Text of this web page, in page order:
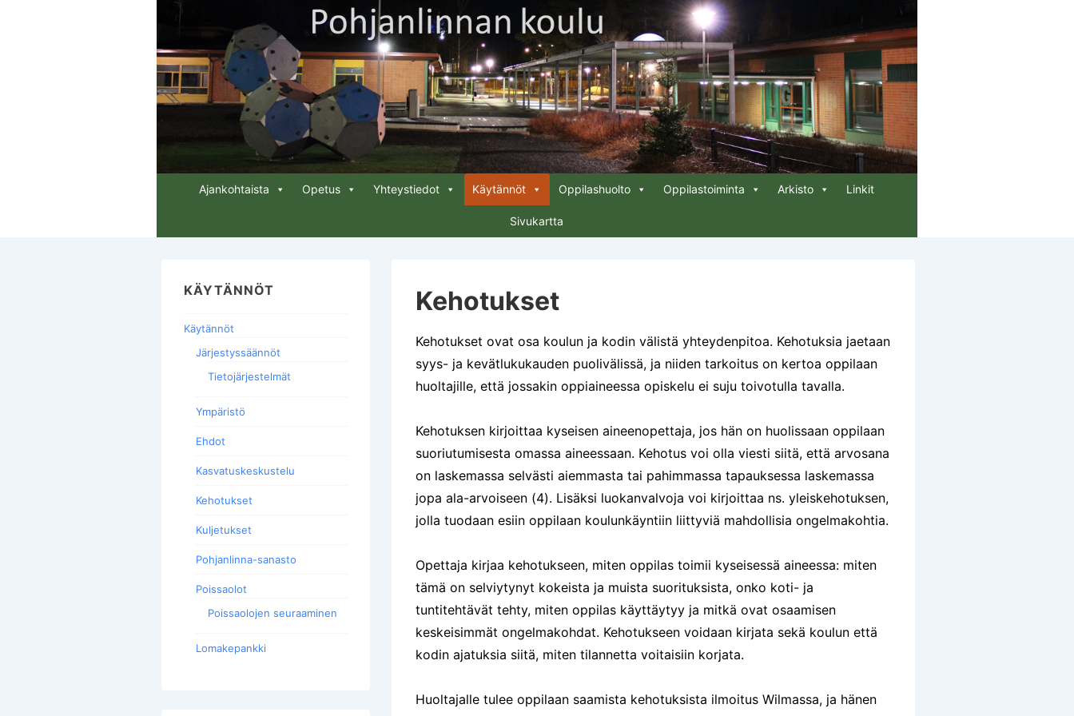
Päänavigaatio
Ajankohtaista Opetus Yhteystiedot Käytännöt Oppilashuolto Oppilastoiminta Arkisto Linkit
Sivukartta
Kehotukset
Kehotukset ovat osa koulun ja kodin välistä yhteydenpitoa. Kehotuksia jaetaan
syys- ja kevätlukukauden puolivälissä, ja niiden tarkoitus on kertoa oppilaan
huoltajille, että jossakin oppiaineessa opiskelu ei suju toivotulla tavalla.
Kehotuksen kirjoittaa kyseisen aineenopettaja, jos hän on huolissaan oppilaan
suoriutumisesta omassa aineessaan. Kehotus voi olla viesti siitä, että arvosana
on laskemassa selvästi aiemmasta tai pahimmassa tapauksessa laskemassa
jopa ala-arvoiseen (4). Lisäksi luokanvalvoja voi kirjoittaa ns. yleiskehotuksen,
jolla tuodaan esiin oppilaan koulunkäyntiin liittyviä mahdollisia ongelmakohtia.
Opettaja kirjaa kehotukseen, miten oppilas toimii kyseisessä aineessa: miten
tämä on selviytynyt kokeista ja muista suorituksista, onko koti- ja
tuntitehtävät tehty, miten oppilas käyttäytyy ja mitkä ovat osaamisen
keskeisimmät ongelmakohdat. Kehotukseen voidaan kirjata sekä koulun että
kodin ajatuksia siitä, miten tilannetta voitaisiin korjata.
Huoltajalle tulee oppilaan saamista kehotuksista ilmoitus Wilmassa, ja hänen
KÄYTÄNNÖT
Käytännöt
Järjestyssäännöt
Tietojärjestelmät
Ympäristö
Ehdot
Kasvatuskeskustelu
Kehotukset
Kuljetukset
Pohjanlinna-sanasto
Poissaolot
Poissaolojen seuraaminen
Lomakepankki